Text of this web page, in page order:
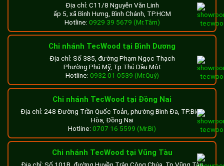
Địa chỉ: C11/8 Nguyễn Văn Linh
ấp 5, xã Bình Hưng, Bình Chánh, TP.HCM
Hotline: 0929 39 5679 (Mr.Tâm)
Chi nhánh TecWood tại Bình Dương
Địa chỉ: Số 385, đường Phạm Ngọc Thạch
Phường Phú Mỹ, Tp.Thủ Dầu Một
Hotline: 0932 01 0539 (Mr.Quý)
Chi nhánh TecWood tại Đồng Nai
Địa chỉ: 248 Đường Trần Quốc Toản, phường Bình Đa, TP.Biên
Hòa, Đồng Nai
Hotline: 0707 16 5599 (Mr.Bi)
Chi nhánh TecWood tại Vũng Tàu
Địa chỉ: Số 101B, đường Huyền Trân Công Chúa, Tp.Vũng Tàu